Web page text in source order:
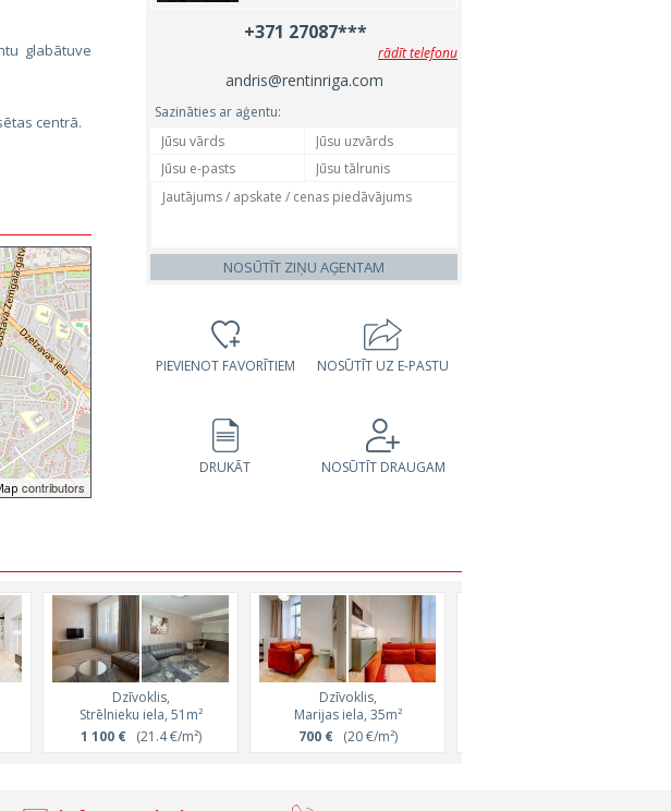
glabātuve
centrā.
contributors
+371 27087***
rādīt telefonu
andris@rentinriga.com
Sazināties ar aģentu:
NOSŪTĪT ZIŅU AĢENTAM
PIEVIENOT FAVORĪTIEM NOSŪTĪT UZ E-PASTU
DRUKĀT NOSŪTĪT DRAUGAM
Dzīvoklis,
Strēlnieku iela, 51m²
1 100 €(21.4 €/m²)
Dzīvoklis,
Marijas iela, 35m²
700 €(20 €/m²)